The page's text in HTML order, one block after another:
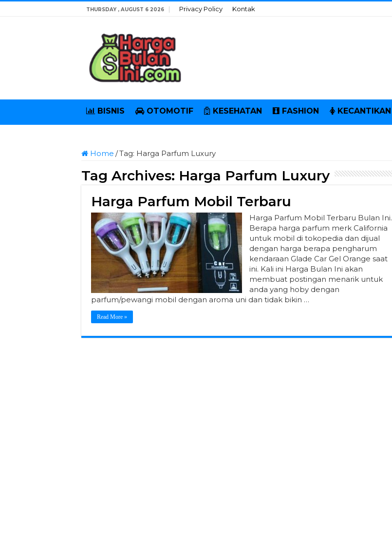
THURSDAY , AUGUST 6 2026 Privacy Policy Kontak
BISNIS OTOMOTIF KESEHATAN FASHION KECANTIKAN
Home /Tag: Harga Parfum Luxury
Tag Archives: Harga Parfum Luxury
Harga Parfum Mobil Terbaru
Harga Parfum Mobil Terbaru Bulan Ini.
Berapa harga parfum merk California
untuk mobil di tokopedia dan dijual
dengan harga berapa pengharum
kendaraan Glade Car Gel Orange saat
ini. Kali ini Harga Bulan Ini akan
membuat postingan menarik untuk
anda yang hoby dengan
parfum/pewangi mobil dengan aroma uni dan tidak bikin …
Read More »